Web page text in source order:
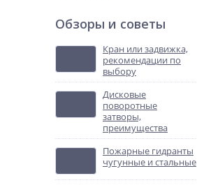
Обзоры и советы
Кран или задвижка,
рекомендации по
выбору
Дисковые
поворотные
затворы,
преимущества
Пожарные гидранты
чугунные и стальные